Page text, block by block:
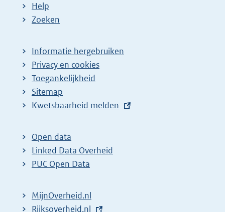
Help
Zoeken
Informatie hergebruiken
Privacy en cookies
Toegankelijkheid
Sitemap
E
t
e
r
l
Kwetsbaarheid melden
Open data
Linked Data Overheid
PUC Open Data
MijnOverheid.nl
E
Rijksoverheid.nl